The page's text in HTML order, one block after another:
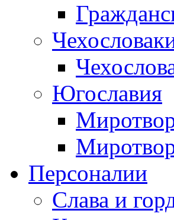
Югославия
Персоналии
Слава и